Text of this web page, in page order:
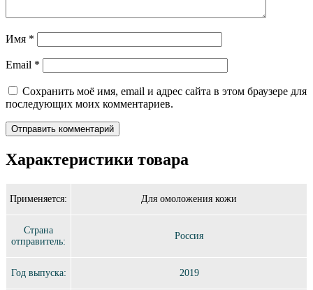
Имя *
Email *
Сохранить моё имя, email и адрес сайта в этом браузере для
последующих моих комментариев.
Характеристики товара
Применяется: Для омоложения кожи
Страна
отправитель:
Россия
Год выпуска: 2019